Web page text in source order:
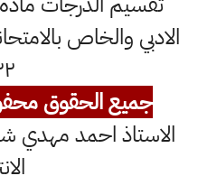
الادبي والخاص
جميع الحقوق
الاستاذ احمد مهدي